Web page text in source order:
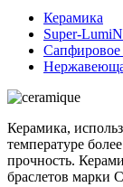
Керамика
Super-
Сапфировое
Керамика,
температуре
прочность.
браслетов марки